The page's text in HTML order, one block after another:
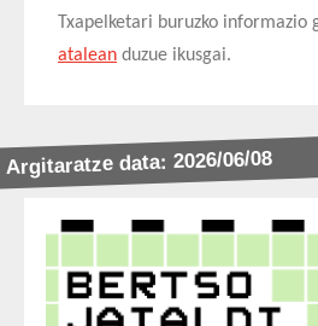
Txapelketari buruzko informazio
atalean duzue ikusgai.
Argitaratze data: 2026/06/08